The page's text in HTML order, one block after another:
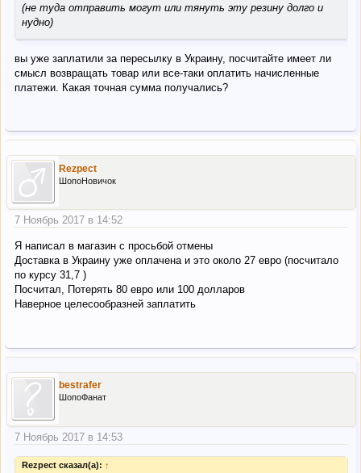
(не туда отправить могут или тянуть эту резину долго и
нудно)
вы уже заплатили за пересылку в Украину, посчитайте имеет ли
смысл возвращать товар или все-таки оплатить начисленные
платежи. Какая точная сумма получались?
Rezpect
ШопоНовичок
7 Ноябрь 2017 в 14:52
Я написал в магазин с просьбой отмены
Доставка в Украину уже оплачена и это около 27 евро (посчитало
по курсу 31,7 )
Посчитал, Потерять 80 евро или 100 долларов
Наверное целесообразней заплатить
bestrafer
ШопоФанат
7 Ноябрь 2017 в 14:53
Rezpect сказал(а): ↑